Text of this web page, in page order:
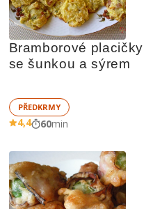
Bramborové placičky
se šunkou a sýrem
PŘEDKRMY
4,4 60min